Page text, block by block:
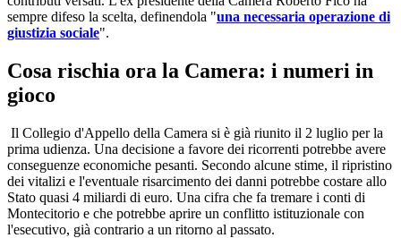
sempre difeso la scelta, definendola "una necessaria operazione di
giustizia sociale".
Cosa rischia ora la Camera: i numeri in
gioco
Il Collegio d'Appello della Camera si è già riunito il 2 luglio per la
prima udienza. Una decisione a favore dei ricorrenti potrebbe avere
conseguenze economiche pesanti. Secondo alcune stime, il ripristino
dei vitalizi e l'eventuale risarcimento dei danni potrebbe costare allo
Stato quasi 4 miliardi di euro. Una cifra che fa tremare i conti di
Montecitorio e che potrebbe aprire un conflitto istituzionale con
l'esecutivo, già contrario a un ritorno al passato.